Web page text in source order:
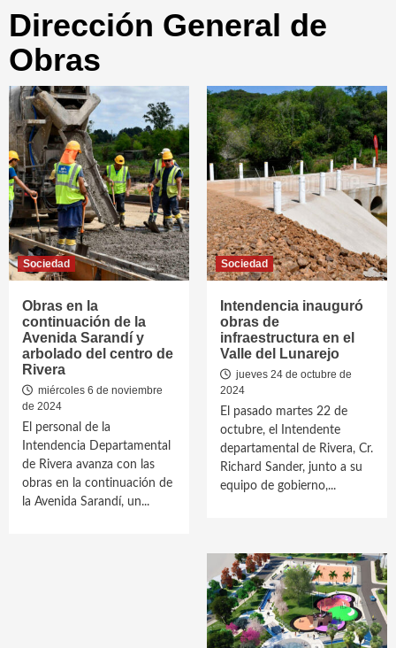
Dirección General de
Obras
Sociedad
Obras en la
continuación de la
Avenida Sarandí y
arbolado del centro de
Rivera
miércoles 6 de noviembre
de 2024
El personal de la
Intendencia Departamental
de Rivera avanza con las
obras en la continuación de
la Avenida Sarandí, un...
Sociedad
Intendencia inauguró
obras de
infraestructura en el
Valle del Lunarejo
jueves 24 de octubre de
2024
El pasado martes 22 de
octubre, el Intendente
departamental de Rivera, Cr.
Richard Sander, junto a su
equipo de gobierno,...